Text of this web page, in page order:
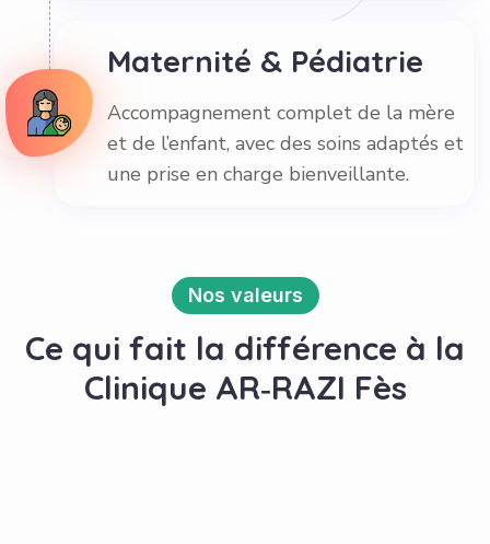
Maternité & Pédiatrie
Accompagnement complet de la mère
et de l’enfant, avec des soins adaptés et
une prise en charge bienveillante.
Nos valeurs
Ce qui fait la différence à la
Clinique AR‑RAZI Fès